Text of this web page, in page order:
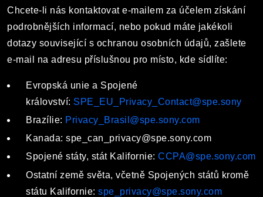
Chcete-li nás kontaktovat e-mailem za účelem získání
podrobnějších informací, nebo pokud máte jakékoli
dotazy související s ochranou osobních údajů, zašlete
e-mail na adresu příslušnou pro místo, kde sídlíte:
Evropská unie a Spojené
království: SPE_EU_Privacy_Contact@spe.sony
Brazílie: Privacy_Brasil@spe.sony.com
Kanada: spe_can_privacy@spe.sony.com
Spojené státy, stát Kalifornie: CCPA@spe.sony.com
Ostatní země světa, včetně Spojených států kromě
státu Kalifornie: spe_privacy@spe.sony.com